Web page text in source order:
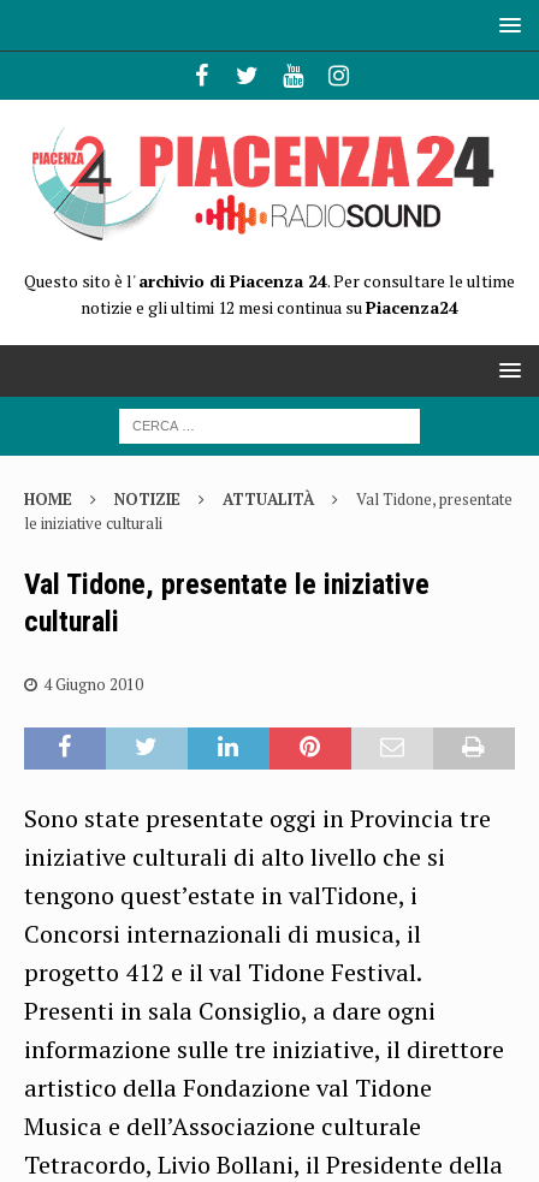
Questo sito è l'archivio di Piacenza 24. Per consultare le ultime
notizie e gli ultimi 12 mesi continua suPiacenza24
HOME NOTIZIE ATTUALITÀ
Val Tidone, presentate
le iniziative culturali
Val Tidone, presentate le iniziative
culturali
4 Giugno 2010
Sono state presentate oggi in Provincia tre
iniziative culturali di alto livello che si
tengono quest’estate in valTidone, i
Concorsi internazionali di musica, il
progetto 412 e il val Tidone Festival.
Presenti in sala Consiglio, a dare ogni
informazione sulle tre iniziative, il direttore
artistico della Fondazione val Tidone
Musica e dell’Associazione culturale
Tetracordo, Livio Bollani, il Presidente della